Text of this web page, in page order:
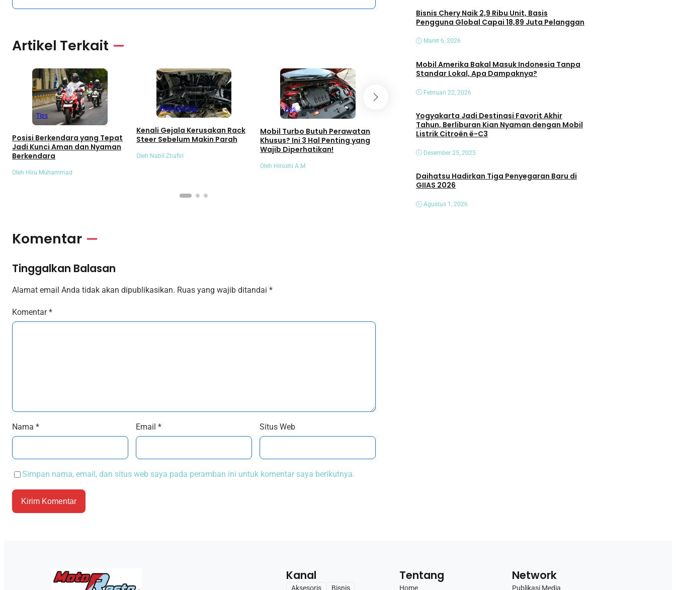
Artikel Terkait
Tips
Posisi Berkendara yang Tepat
Jadi Kunci Aman dan Nyaman
Berkendara
Oleh Hiru Muhammad
RestorasiTips
Kenali Gejala Kerusakan Rack
Steer Sebelum Makin Parah
Oleh Nabil Zhafiri
Tips
Mobil Turbo Butuh Perawatan
Khusus? Ini 3 Hal Penting yang
Wajib Diperhatikan!
Oleh Hiroshi A.M
Panduan Penting Menerapkan
Defensive Driving di Jalan Raya
Oleh Hiru Muhammad
Mau Selamat Saat Melintasi
Rel Kereta Api, Pahami Tips Ini
Komentar
Tinggalkan Balasan
Alamat email Anda tidak akan dipublikasikan. Ruas yang wajib ditandai *
Komentar*
Nama * Email * Situs Web
Simpan nama, email, dan situs web saya pada peramban ini untuk komentar saya berikutnya.
Bisnis Chery Naik 2,9 Ribu Unit, Basis
Pengguna Global Capai 18,89 Juta Pelanggan
Maret 6, 2026
Mobil Amerika Bakal Masuk Indonesia Tanpa
Standar Lokal, Apa Dampaknya?
Februari 22, 2026
Yogyakarta Jadi Destinasi Favorit Akhir
Tahun, Berliburan Kian Nyaman dengan Mobil
Listrik Citroën ë-C3
Desember 25, 2025
Daihatsu Hadirkan Tiga Penyegaran Baru di
GIIAS 2026
Agustus 1, 2026
Kanal
Aksesoris Bisnis
Tentang
Home
Network
Publikasi Media